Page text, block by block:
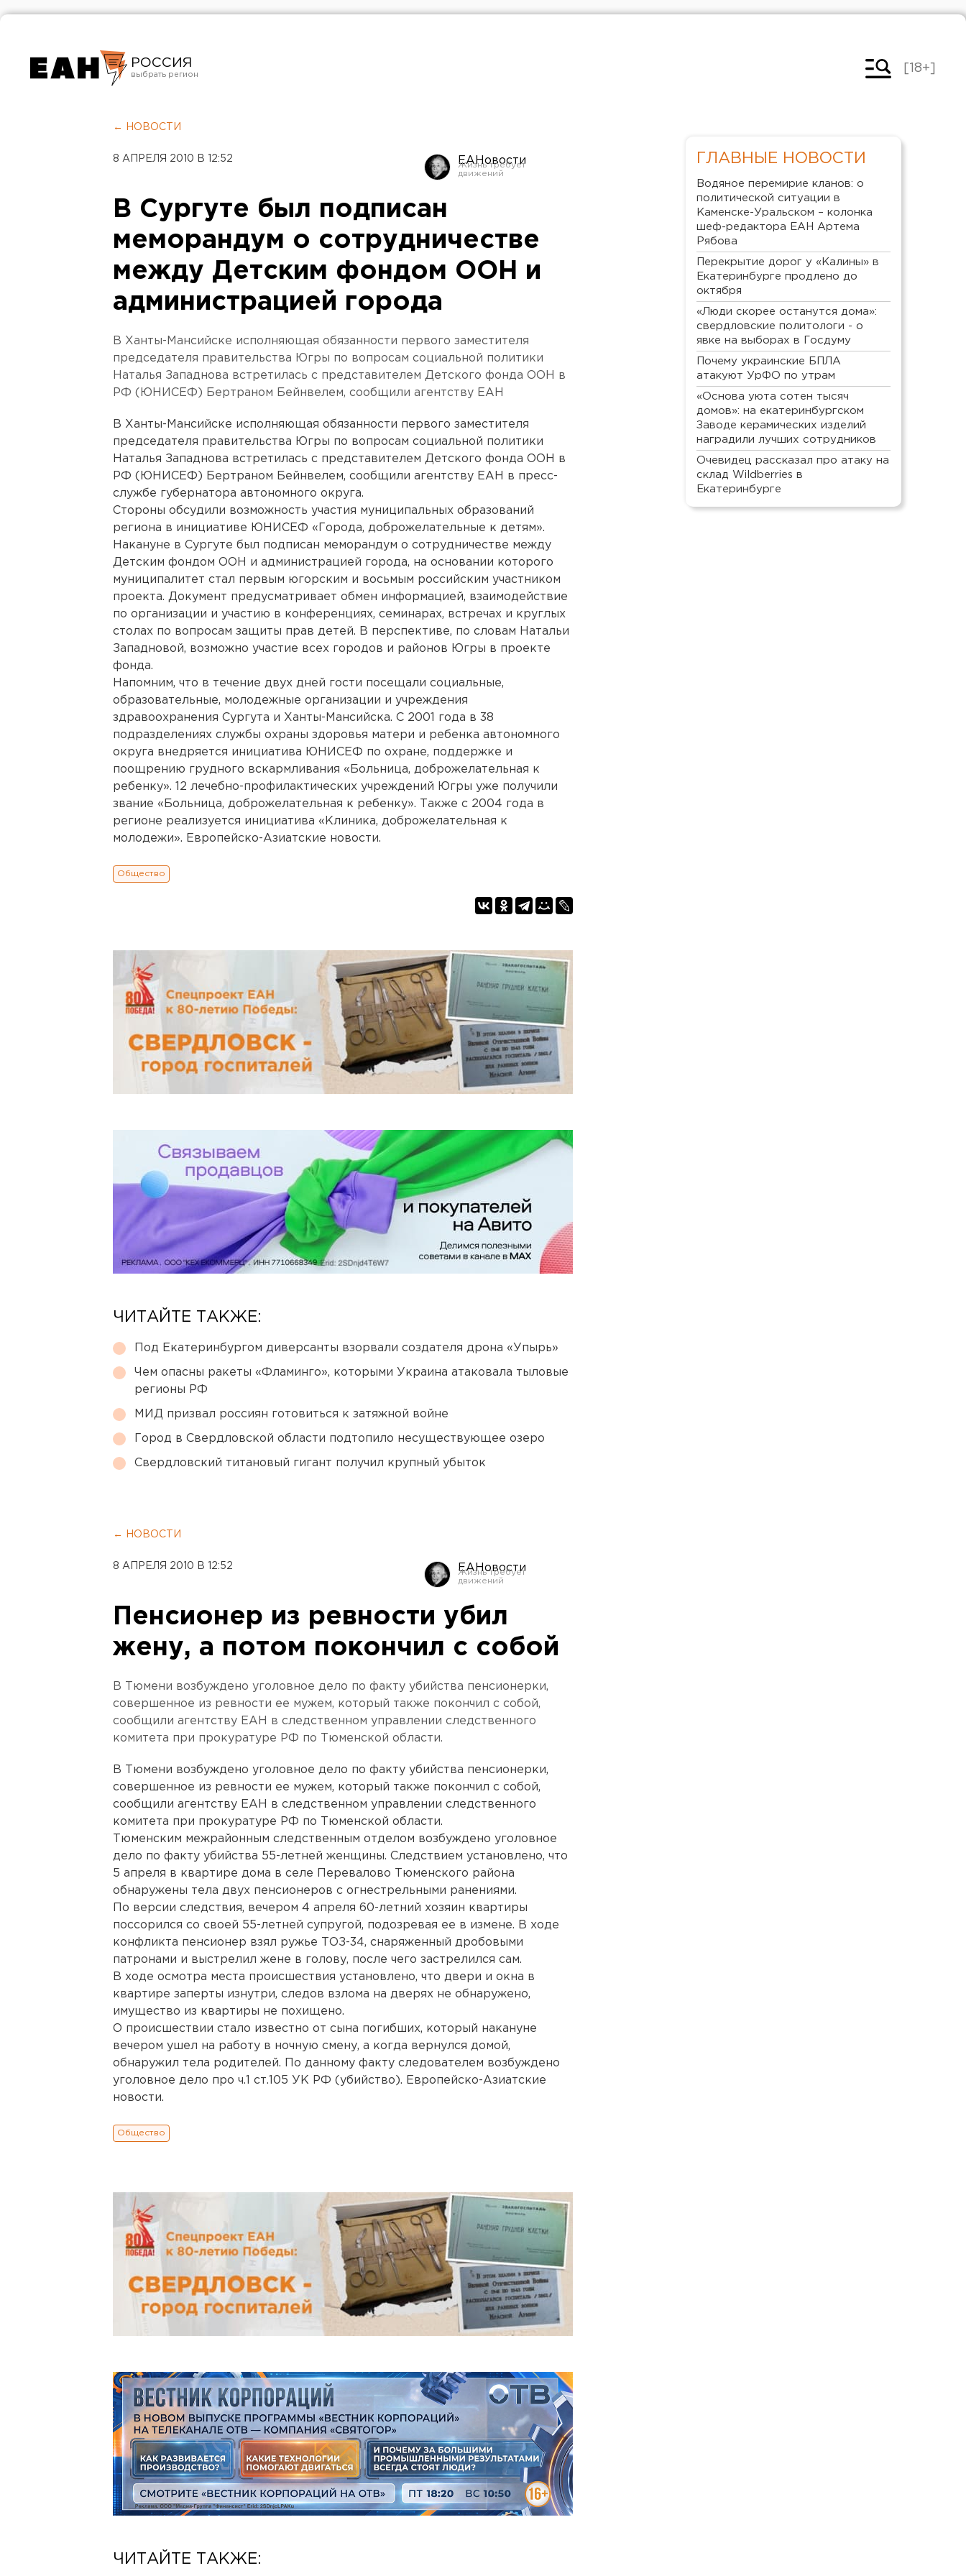
РОССИЯ
Челябинск
[18+]
← НОВОСТИ
8 АПРЕЛЯ 2010 В 12:52 ЕАНовости
В Сургуте был подписан
меморандум о сотрудничестве
между Детским фондом ООН и
администрацией города
В Ханты-Мансийске исполняющая обязанности первого заместителя
председателя правительства Югры по вопросам социальной политики
Наталья Западнова встретилась с представителем Детского фонда ООН в
РФ (ЮНИСЕФ) Бертраном Бейнвелем, сообщили агентству ЕАН
В Ханты-Мансийске исполняющая обязанности первого заместителя
председателя правительства Югры по вопросам социальной политики
Наталья Западнова встретилась с представителем Детского фонда ООН в
РФ (ЮНИСЕФ) Бертраном Бейнвелем, сообщили агентству ЕАН в пресс-
службе губернатора автономного округа.
Стороны обсудили возможность участия муниципальных образований
региона в инициативе ЮНИСЕФ «Города, доброжелательные к детям».
Накануне в Сургуте был подписан меморандум о сотрудничестве между
Детским фондом ООН и администрацией города, на основании которого
муниципалитет стал первым югорским и восьмым российским участником
проекта. Документ предусматривает обмен информацией, взаимодействие
по организации и участию в конференциях, семинарах, встречах и круглых
столах по вопросам защиты прав детей. В перспективе, по словам Натальи
Западновой, возможно участие всех городов и районов Югры в проекте
фонда.
Напомним, что в течение двух дней гости посещали социальные,
образовательные, молодежные организации и учреждения
здравоохранения Сургута и Ханты-Мансийска. С 2001 года в 38
подразделениях службы охраны здоровья матери и ребенка автономного
округа внедряется инициатива ЮНИСЕФ по охране, поддержке и
поощрению грудного вскармливания «Больница, доброжелательная к
ребенку». 12 лечебно-профилактических учреждений Югры уже получили
звание «Больница, доброжелательная к ребенку». Также с 2004 года в
регионе реализуется инициатива «Клиника, доброжелательная к
молодежи». Европейско-Азиатские новости.
Общество
ЧИТАЙТЕ ТАКЖЕ:
Под Екатеринбургом диверсанты взорвали создателя дрона «Упырь»
Чем опасны ракеты «Фламинго», которыми Украина атаковала тыловые
регионы РФ
МИД призвал россиян готовиться к затяжной войне
Город в Свердловской области подтопило несуществующее озеро
Свердловский титановый гигант получил крупный убыток
← НОВОСТИ
8 АПРЕЛЯ 2010 В 12:52 ЕАНовости
Пенсионер из ревности убил
жену, а потом покончил с собой
В Тюмени возбуждено уголовное дело по факту убийства пенсионерки,
совершенное из ревности ее мужем, который также покончил с собой,
сообщили агентству ЕАН в следственном управлении следственного
комитета при прокуратуре РФ по Тюменской области.
В Тюмени возбуждено уголовное дело по факту убийства пенсионерки,
совершенное из ревности ее мужем, который также покончил с собой,
сообщили агентству ЕАН в следственном управлении следственного
комитета при прокуратуре РФ по Тюменской области.
Тюменским межрайонным следственным отделом возбуждено уголовное
дело по факту убийства 55-летней женщины. Следствием установлено, что
5 апреля в квартире дома в селе Перевалово Тюменского района
обнаружены тела двух пенсионеров с огнестрельными ранениями.
По версии следствия, вечером 4 апреля 60-летний хозяин квартиры
поссорился со своей 55-летней супругой, подозревая ее в измене. В ходе
конфликта пенсионер взял ружье ТОЗ-34, снаряженный дробовыми
патронами и выстрелил жене в голову, после чего застрелился сам.
В ходе осмотра места происшествия установлено, что двери и окна в
квартире заперты изнутри, следов взлома на дверях не обнаружено,
имущество из квартиры не похищено.
О происшествии стало известно от сына погибших, который накануне
вечером ушел на работу в ночную смену, а когда вернулся домой,
обнаружил тела родителей. По данному факту следователем возбуждено
уголовное дело про ч.1 ст.105 УК РФ (убийство). Европейско-Азиатские
новости.
Общество
ЧИТАЙТЕ ТАКЖЕ:
ГЛАВНЫЕ НОВОСТИ
Водяное перемирие кланов: о
политической ситуации в
Каменске-Уральском – колонка
шеф-редактора ЕАН Артема
Рябова
Перекрытие дорог у «Калины» в
Екатеринбурге продлено до
октября
«Люди скорее останутся дома»:
свердловские политологи - о
явке на выборах в Госдуму
Почему украинские БПЛА
атакуют УрФО по утрам
«Основа уюта сотен тысяч
домов»: на екатеринбургском
Заводе керамических изделий
наградили лучших сотрудников
Очевидец рассказал про атаку на
склад Wildberries в
Екатеринбурге